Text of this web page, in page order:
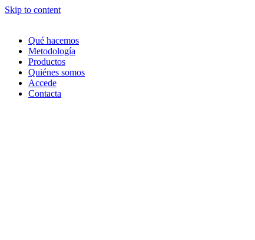
Skip to content
Qué hacemos
Metodología
Productos
Quiénes somos
Accede
Contacta